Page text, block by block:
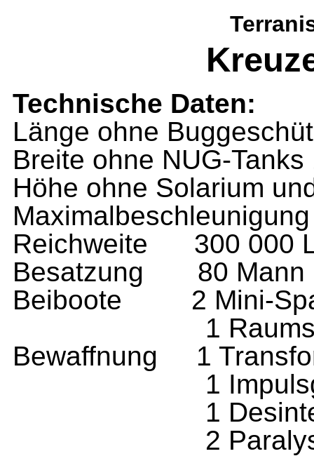
Technische Daten:
Länge ohne
Breite ohne NUG-Tanks
Höhe ohne Solarium
Reichweite 300 000
Besatzung 80 Mann
Beiboote 2 Mini-
1
Bewaffnung
1
1
1
2